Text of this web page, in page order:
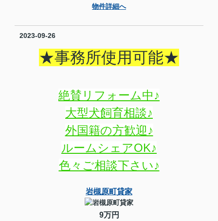
物件詳細へ
2023-09-26
★事務所使用可能★
絶賛リフォーム中♪
大型犬飼育相談♪
外国籍の方歓迎♪
ルームシェアOK♪
色々ご相談下さい♪
岩槻原町貸家
9万円